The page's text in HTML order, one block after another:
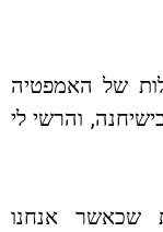
של האמפטיה
והרשי לי
שכאשר אנחנו